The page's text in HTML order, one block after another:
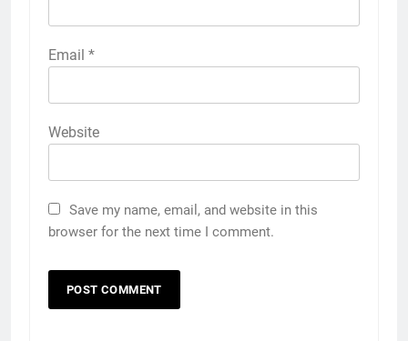
Email *
Website
Save my name, email, and website in this
browser for the next time I comment.